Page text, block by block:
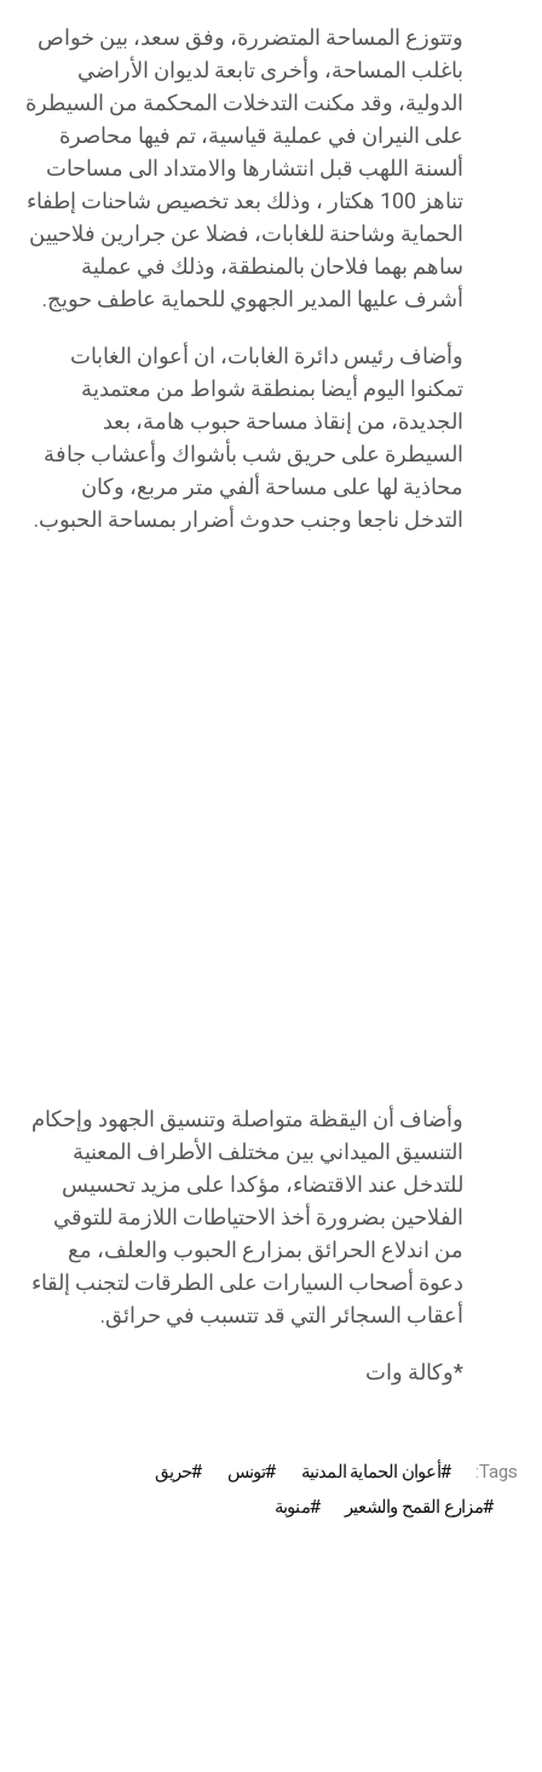
وتتوزع المساحة المتضررة، وفق سعد، بين خواص
باغلب المساحة، وأخرى تابعة لديوان الأراضي
الدولية، وقد مكنت التدخلات المحكمة من السيطرة
على النيران في عملية قياسية، تم فيها محاصرة
ألسنة اللهب قبل انتشارها والامتداد الى مساحات
تناهز 100 هكتار ، وذلك بعد تخصيص شاحنات إطفاء
الحماية وشاحنة للغابات، فضلا عن جرارين فلاحيين
ساهم بهما فلاحان بالمنطقة، وذلك في عملية
أشرف عليها المدير الجهوي للحماية عاطف حويج.
وأضاف رئيس دائرة الغابات، ان أعوان الغابات
تمكنوا اليوم أيضا بمنطقة شواط من معتمدية
الجديدة، من إنقاذ مساحة حبوب هامة، بعد
السيطرة على حريق شب بأشواك وأعشاب جافة
محاذية لها على مساحة ألفي متر مربع، وكان
التدخل ناجعا وجنب حدوث أضرار بمساحة الحبوب.
وأضاف أن اليقظة متواصلة وتنسيق الجهود وإحكام
التنسيق الميداني بين مختلف الأطراف المعنية
للتدخل عند الاقتضاء، مؤكدا على مزيد تحسيس
الفلاحين بضرورة أخذ الاحتياطات اللازمة للتوقي
من اندلاع الحرائق بمزارع الحبوب والعلف، مع
دعوة أصحاب السيارات على الطرقات لتجنب إلقاء
أعقاب السجائر التي قد تتسبب في حرائق.
*وكالة وات
Tags: أعوان الحماية المدنية تونس
حريق
مزارع القمح والشعير
منوبة